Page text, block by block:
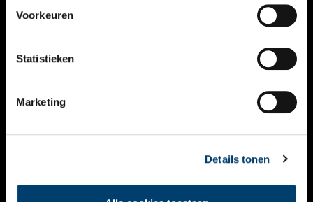
Voorkeuren
Statistieken
Marketing
Details tonen
KALENDER
THEMA’S
VIDEO’S
CONTACT